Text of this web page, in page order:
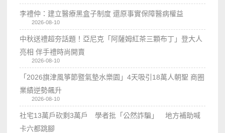
李禮仲：建立醫療黑盒子制度 還原事實保障醫病權益
2026-08-10
中秋送禮超夯話題！亞尼克「阿薩姆紅茶三顆布丁」登大人
亮相 伴手禮時尚開賣
2026-08-10
「2026旗津風箏節暨氣墊水樂園」4天吸引18萬人朝聖 商圈
業績逆勢飆升
2026-08-10
社宅13萬戶砍剩3萬戶 學者批「公然詐騙」 地方補助喊
卡六都跳腳